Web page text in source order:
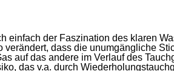
einfach der Faszination des klaren
dass die unumgängliche
auf das andere im Verlauf des
das v.a. durch